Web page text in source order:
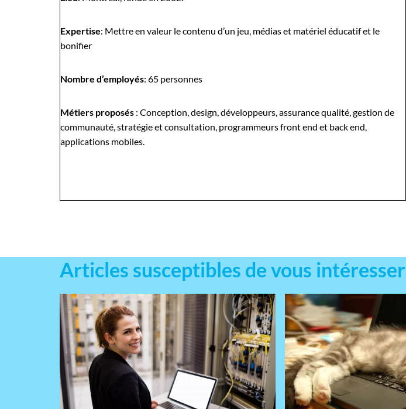
Expertise: Mettre en valeur le contenu d’un jeu, médias et matériel éducatif et le
bonifier
Nombre d’employés: 65 personnes
Métiers proposés : Conception, design, développeurs, assurance qualité, gestion de
communauté, stratégie et consultation, programmeurs front end et back end,
applications mobiles.
Articles susceptibles de vous intéresser